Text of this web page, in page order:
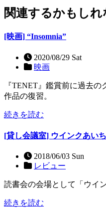
関連するかもしれ
[映画] “Insomnia”
2020/08/29 Sat
映画
『TENET』鑑賞前に過去
作品の復習。
続きを読む
[貸し会議室] ウインクあいち
2018/06/03 Sun
レビュー
読書会の会場として「ウイ
続きを読む